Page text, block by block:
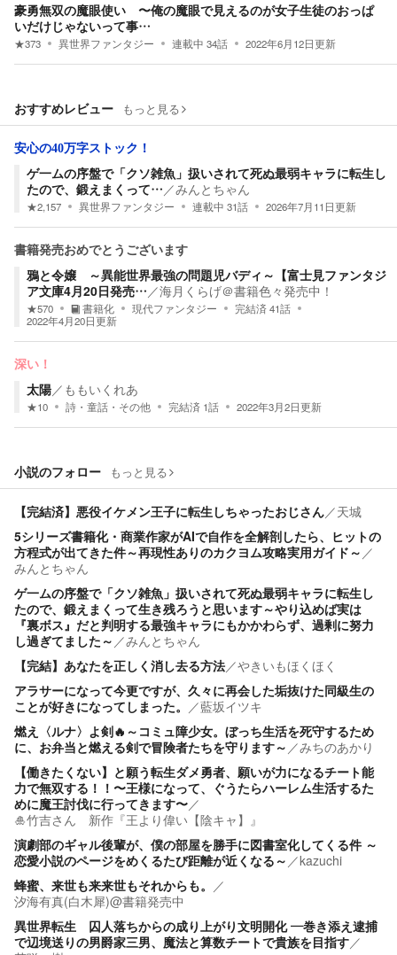
豪勇無双の魔眼使い 〜俺の魔眼で見えるのが女子生徒のおっぱ
いだけじゃないって事…
★373 異世界ファンタジー 連載中 34話 2022年6月12日更新
おすすめレビュー もっと見る
安心の40万字ストック！
ゲ一ムの序盤で「クソ雑魚」扱いされて死ぬ最弱キャラに転生し
たので、鍛えまくって…／みんとちゃん
★2,157 異世界ファンタジー 連載中 31話 2026年7月11日更新
書籍発売おめでとうございます
鴉と令嬢 ～異能世界最強の問題児バディ～【富士見ファンタジ
ア文庫4月20日発売…／海月くらげ＠書籍色々発売中！
★570 書籍化 現代ファンタジー 完結済 41話
2022年4月20日更新
深い！
太陽／ ももいくれあ
★10 詩・童話・その他 完結済 1話 2022年3月2日更新
小説のフォロー もっと見る
【完結済】悪役イケメン王子に転生しちゃったおじさん／天城
5シリーズ書籍化・商業作家がAIで自作を全解剖したら、ヒットの
方程式が出てきた件～再現性ありのカクヨム攻略実用ガイド～ ／
みんとちゃん
ゲ一ムの序盤で「クソ雑魚」扱いされて死ぬ最弱キャラに転生し
たので、鍛えまくって生き残ろうと思います～やり込めば実は
『裏ボス』だと判明する最強キャラにもかかわらず、過剰に努力
し過ぎてました～ ／みんとちゃん
【完結】あなたを正しく消し去る方法／やきいもほくほく
アラサーになって今更ですが、久々に再会した垢抜けた同級生の
ことが好きになってしまった。 ／藍坂イツキ
燃え〈ルナ〉よ剣🔥～コミュ障少女。ぼっち生活を死守するため
に、お弁当と燃える剣で冒険者たちを守ります～ ／みちのあかり
【働きたくない】と願う転生ダメ勇者、願いが力になるチート能
力で無双する！！〜王様になって、ぐうたらハーレム生活するた
めに魔王討伐に行ってきます〜／
🎍竹吉さん 新作『王より偉い【陰キャ】』
演劇部のギャル後輩が、僕の部屋を勝手に図書室化してくる件 ～
恋愛小説のページをめくるたび距離が近くなる～ ／kazuchi
蜂蜜、来世も来来世もそれからも。 ／
汐海有真(白木犀)@書籍発売中
異世界転生 囚人落ちからの成り上がり文明開化 ―巻き添え逮捕
で辺境送りの男爵家三男、魔法と算数チートで貴族を目指す／